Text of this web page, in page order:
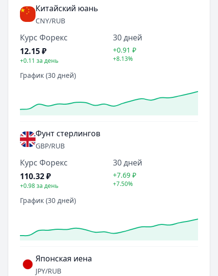
Китайский юань
CNY/RUB
Курс Форекс
12.15₽
+0.11 за день
30 дней
+0.91 ₽
+8.13%
График (30 дней)
Фунт стерлингов
GBP/RUB
Курс Форекс
110.32₽
+0.98за день
30 дней
+7.69 ₽
+7.50%
График (30 дней)
Японская иена
JPY/RUB